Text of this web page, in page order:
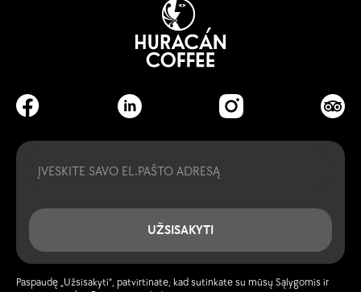
UŽSISAKYTI
Paspaudę „Užsisakyti“, patvirtinate, kad sutinkate su mūsų Sąlygomis ir